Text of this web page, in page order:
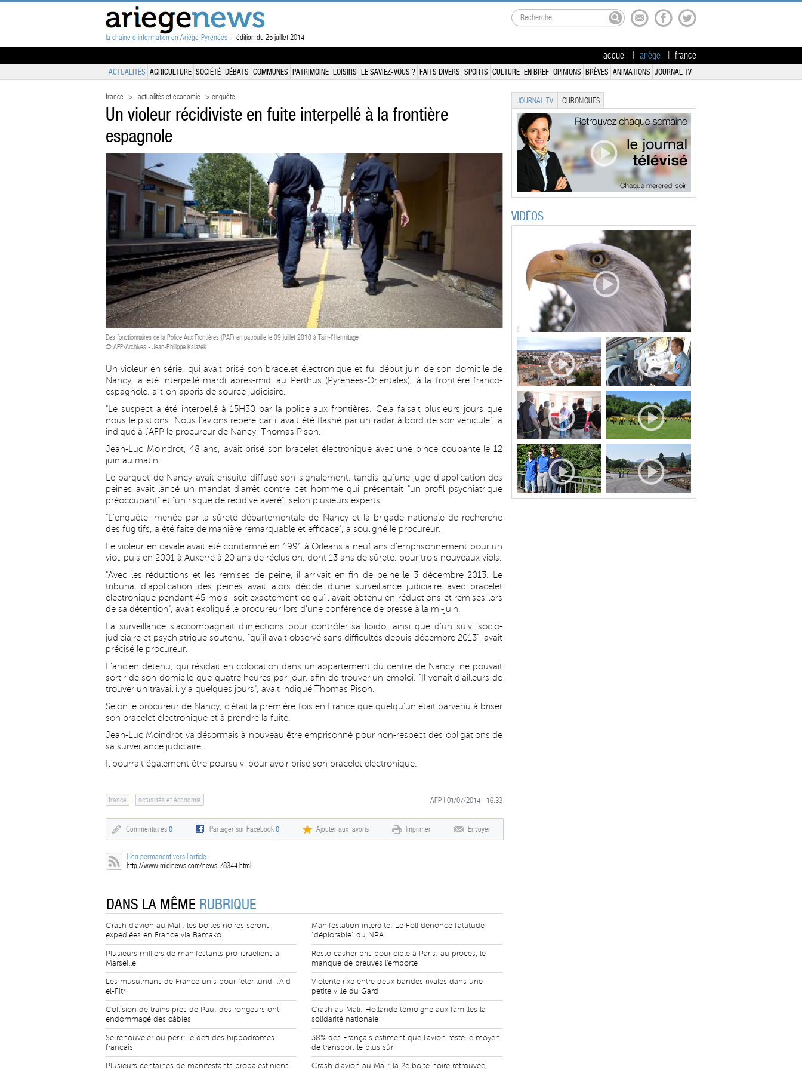
la chaîne d'information en Ariège-Pyrénées | édition du 25 juillet 2014
accueil ariège france
ACTUALITÉS AGRICULTURE SOCIÉTÉ DÉBATS COMMUNES PATRIMOINE LOISIRS LE SAVIEZ-VOUS ? FAITS DIVERS SPORTS CULTURE EN BREF OPINIONS BRÈVES ANIMATIONS JOURNAL TV
france > actualités et économie > enquête
Un violeur récidiviste en fuite interpellé à la frontière
espagnole
Des fonctionnaires de la Police Aux Frontières (PAF) en patrouille le 09 juillet 2010 à Tain-l'Hermitage
© AFP/Archives - Jean-Philippe Ksiazek
Un violeur en série, qui avait brisé son bracelet électronique et fui début juin de son domicile de
Nancy, a été interpellé mardi après-midi au Perthus (Pyrénées-Orientales), à la frontière franco-
espagnole, a-t-on appris de source judiciaire.
"Le suspect a été interpellé à 15H30 par la police aux frontières. Cela faisait plusieurs jours que
nous le pistions. Nous l'avions repéré car il avait été flashé par un radar à bord de son véhicule", a
indiqué à l'AFP le procureur de Nancy, Thomas Pison.
Jean-Luc Moindrot, 48 ans, avait brisé son bracelet électronique avec une pince coupante le 12
juin au matin.
Le parquet de Nancy avait ensuite diffusé son signalement, tandis qu'une juge d'application des
peines avait lancé un mandat d'arrêt contre cet homme qui présentait "un profil psychiatrique
préoccupant" et "un risque de récidive avéré", selon plusieurs experts.
"L'enquête, menée par la sûreté départementale de Nancy et la brigade nationale de recherche
des fugitifs, a été faite de manière remarquable et efficace", a souligné le procureur.
Le violeur en cavale avait été condamné en 1991 à Orléans à neuf ans d'emprisonnement pour un
viol, puis en 2001 à Auxerre à 20 ans de réclusion, dont 13 ans de sûreté, pour trois nouveaux viols.
"Avec les réductions et les remises de peine, il arrivait en fin de peine le 3 décembre 2013. Le
tribunal d'application des peines avait alors décidé d'une surveillance judiciaire avec bracelet
électronique pendant 45 mois, soit exactement ce qu'il avait obtenu en réductions et remises lors
de sa détention", avait expliqué le procureur lors d'une conférence de presse à la mi-juin.
La surveillance s'accompagnait d'injections pour contrôler sa libido, ainsi que d'un suivi socio-
judiciaire et psychiatrique soutenu, "qu'il avait observé sans difficultés depuis décembre 2013", avait
précisé le procureur.
L'ancien détenu, qui résidait en colocation dans un appartement du centre de Nancy, ne pouvait
sortir de son domicile que quatre heures par jour, afin de trouver un emploi. "Il venait d'ailleurs de
trouver un travail il y a quelques jours", avait indiqué Thomas Pison.
Selon le procureur de Nancy, c'était la première fois en France que quelqu'un était parvenu à briser
son bracelet électronique et à prendre la fuite.
Jean-Luc Moindrot va désormais à nouveau être emprisonné pour non-respect des obligations de
sa surveillance judiciaire.
Il pourrait également être poursuivi pour avoir brisé son bracelet électronique.
france actualités et économie AFP | 01/07/2014 - 16:33
Commentaires 0 Partager sur Facebook0 Ajouter aux favoris Imprimer Envoyer
Lien permanent vers l'article:
http://www.midinews.com/news-78344.html
DANS LA MÊME RUBRIQUE
Crash d'avion au Mali: les boîtes noires seront
expédiées en France via Bamako
Plusieurs milliers de manifestants pro-israéliens à
Marseille
Les musulmans de France unis pour fêter lundi l'Aïd
el-Fitr
Collision de trains près de Pau: des rongeurs ont
endommagé des câbles
Se renouveler ou périr: le défi des hippodromes
français
Plusieurs centaines de manifestants propalestiniens
Manifestation interdite: Le Foll dénonce l'attitude
"déplorable" du NPA
Resto casher pris pour cible à Paris: au procès, le
manque de preuves l'emporte
Violente rixe entre deux bandes rivales dans une
petite ville du Gard
Crash au Mali: Hollande témoigne aux familles la
solidarité nationale
38% des Français estiment que l'avion reste le moyen
de transport le plus sûr
Crash d'avion au Mali: la 2e boîte noire retrouvée,
JOURNAL TV CHRONIQUES
VIDÉOS